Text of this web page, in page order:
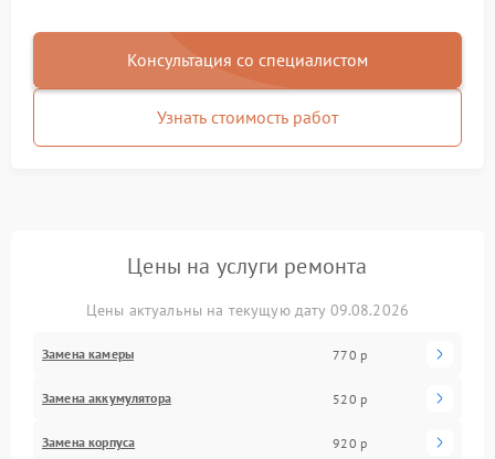
Консультация со специалистом
Узнать стоимость работ
Цены на услуги ремонта
Цены актуальны на текущую дату 09.08.2026
Замена камеры 770 р
Замена аккумулятора 520 р
Замена корпуса 920 р